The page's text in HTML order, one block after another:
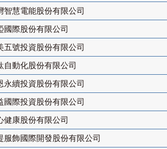
智慧電能股份有限公司
國際股份有限公司
五號投資股份有限公司
自動化股份有限公司
永續投資股份有限公司
國際投資股份有限公司
健康股份有限公司
服飾國際開發股份有限公司